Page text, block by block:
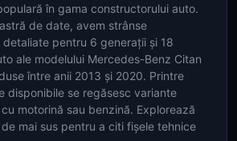
în gama constructorului auto.
de date, avem strânse
pentru 6 generații și 18
ale modelului Mercedes-Benz Citan
între anii 2013 și 2020. Printre
disponibile se regăsesc variante
motorină sau benzină. Explorează
mai sus pentru a citi fișele tehnice